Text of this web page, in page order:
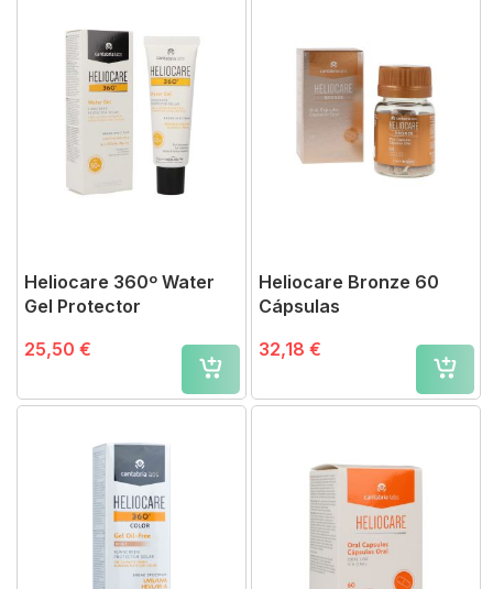
Heliocare 360º Water
Gel Protector
25,50 €
Heliocare Bronze 60
Cápsulas
32,18 €